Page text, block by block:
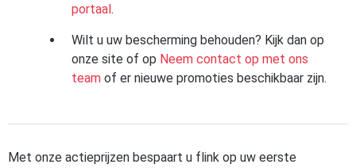
portaal.
Wilt u uw bescherming behouden? Kijk dan op
onze site of op Neem contact op met ons
team of er nieuwe promoties beschikbaar zijn.
Met onze actieprijzen bespaart u flink op uw eerste